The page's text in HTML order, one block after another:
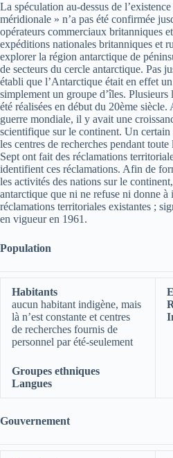
La spéculation au-dessus de
méridionale » n’a pas été confirmée
opérateurs commerciaux britanniques
expéditions nationales britanniques et
explorer la région antarctique de
de secteurs du cercle antarctique. Pas
établi que l’Antarctique était en effet
simplement un groupe d’îles.
été réalisées en début du 20ème siècle.
guerre mondiale, il y avait une
scientifique sur le continent. Un
les centres de recherches pendant
Sept ont fait des réclamations
identifient ces réclamations. Afin de
les activités des nations sur le
antarctique que ni ne refuse ni donne
réclamations territoriales existantes ;
en vigueur en 1961.
Population
Habitants
aucun habitant indigène, mais
là n’est constante et centres
de recherches fournis de
personnel par été-seulement
Groupes ethniques
Langues
Gouvernement